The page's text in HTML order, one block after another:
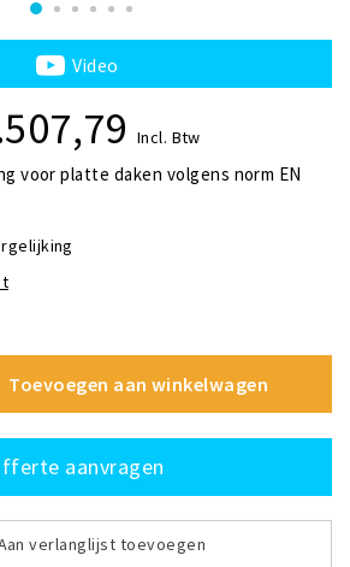
Video
Incl. Btw
voor platte daken volgens norm EN
Toevoegen aan winkelwagen
aanvragen
verlanglijst toevoegen